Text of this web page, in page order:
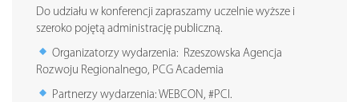
Do udziału w konferencji zapraszamy uczelnie wyższe i
szeroko pojętą administrację publiczną.
Organizatorzy wydarzenia: Rzeszowska Agencja
Rozwoju Regionalnego, PCG Academia
Partnerzy wydarzenia: WEBCON, #PCI.